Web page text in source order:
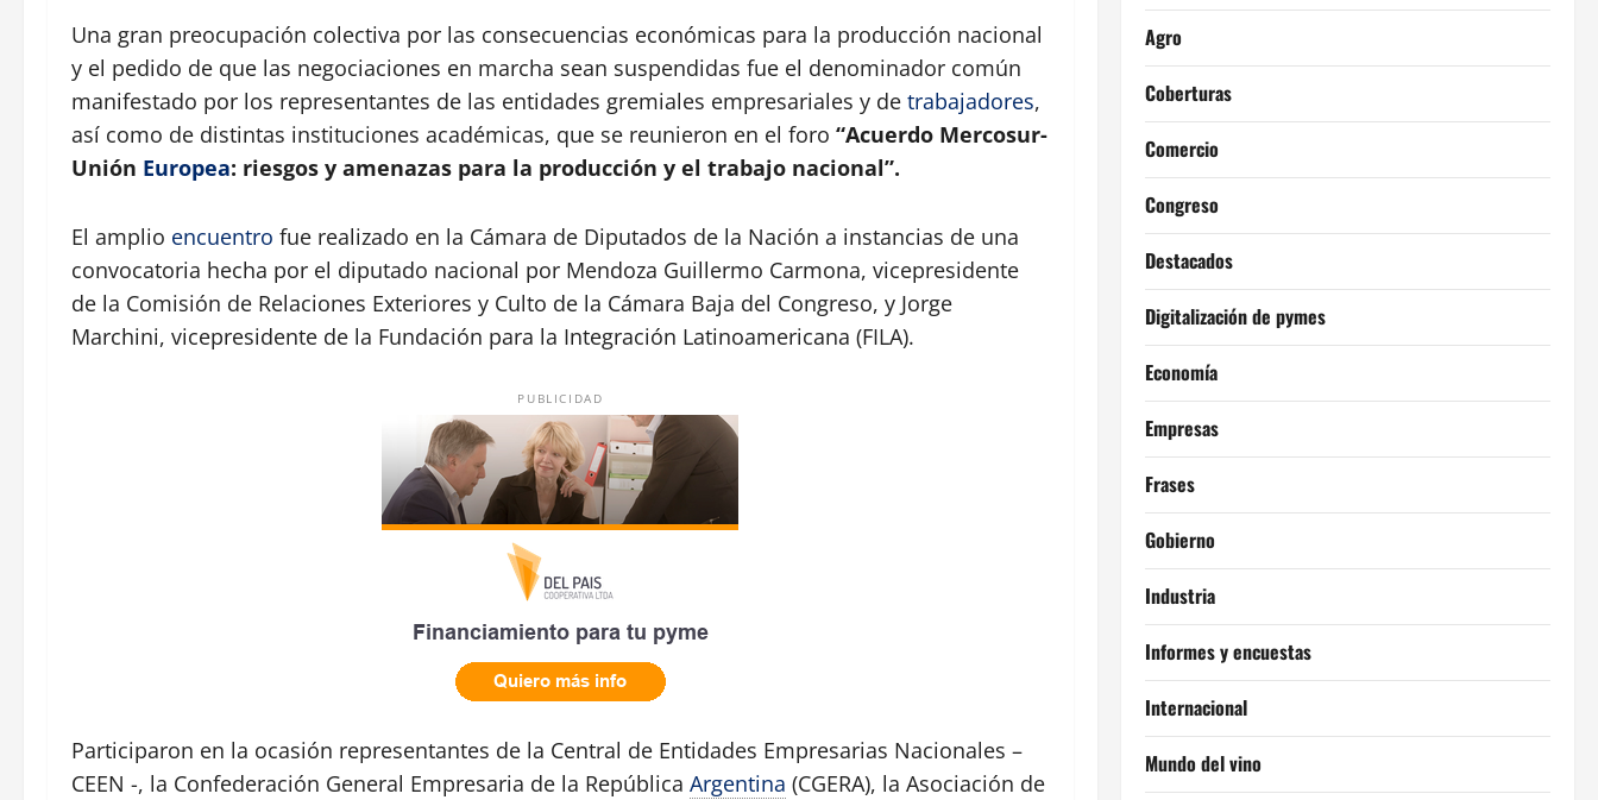
Una gran preocupación colectiva por las consecuencias económicas para la producción nacional
y el pedido de que las negociaciones en marcha sean suspendidas fue el denominador común
manifestado por los representantes de las entidades gremiales empresariales y de trabajadores,
así como de distintas instituciones académicas, que se reunieron en el foro “Acuerdo Mercosur-
Unión Europea: riesgos y amenazas para la producción y el trabajo nacional”.
El amplio encuentro fue realizado en la Cámara de Diputados de la Nación a instancias de una
convocatoria hecha por el diputado nacional por Mendoza Guillermo Carmona, vicepresidente
de la Comisión de Relaciones Exteriores y Culto de la Cámara Baja del Congreso, y Jorge
Marchini, vicepresidente de la Fundación para la Integración Latinoamericana (FILA).
PUBLICIDAD
Participaron en la ocasión representantes de la Central de Entidades Empresarias Nacionales –
CEEN -, la Confederación General Empresaria de la República Argentina (CGERA), la Asociación de
Agro
Coberturas
Comercio
Congreso
Destacados
Digitalización de pymes
Economía
Empresas
Frases
Gobierno
Industria
Informes y encuestas
Internacional
Mundo del vino